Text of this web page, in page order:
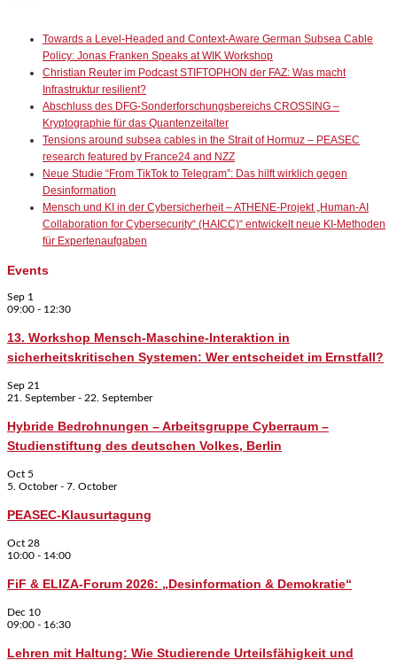
Towards a Level-Headed and Context-Aware German Subsea Cable
Policy: Jonas Franken Speaks at WIK Workshop
Christian Reuter im Podcast STIFTOPHON der FAZ: Was macht
Infrastruktur resilient?
Abschluss des DFG-Sonderforschungsbereichs CROSSING –
Kryptographie für das Quantenzeitalter
Tensions around subsea cables in the Strait of Hormuz – PEASEC
research featured by France24 and NZZ
Neue Studie “From TikTok to Telegram”: Das hilft wirklich gegen
Desinformation
Mensch und KI in der Cybersicherheit – ATHENE-Projekt „Human-AI
Collaboration for Cybersecurity“ (HAICC)“ entwickelt neue KI-Methoden
für Expertenaufgaben
Events
Sep 1
09:00 - 12:30
13. Workshop Mensch-Maschine-Interaktion in
sicherheitskritischen Systemen: Wer entscheidet im Ernstfall?
Sep 21
21. September- 22. September
Hybride Bedrohnungen – Arbeitsgruppe Cyberraum –
Studienstiftung des deutschen Volkes, Berlin
Oct 5
5. October- 7. October
PEASEC-Klausurtagung
Oct 28
10:00 - 14:00
FiF & ELIZA-Forum 2026: „Desinformation & Demokratie“
Dec 10
09:00 - 16:30
Lehren mit Haltung: Wie Studierende Urteilsfähigkeit und